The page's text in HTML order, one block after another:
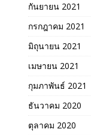
กันยายน 2021
กรกฎาคม 2021
มิถุนายน 2021
เมษายน 2021
กุมภาพันธ์ 2021
ธันวาคม 2020
ตุลาคม 2020